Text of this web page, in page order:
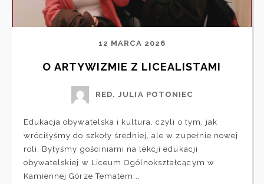
12 MARCA 2026
O ARTYWIZMIE Z LICEALISTAMI
RED. JULIA POTONIEC
Edukacja obywatelska i kultura, czyli o tym, jak
wróciłyśmy do szkoły średniej, ale w zupełnie nowej
roli. Byłyśmy gościniami na lekcji edukacji
obywatelskiej w Liceum Ogólnokształcącym w
Kamiennej Górze Tematem...